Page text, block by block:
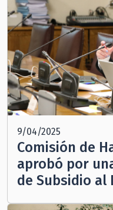
9/04/2025
Comisión de
aprobó por
de Subsidio al